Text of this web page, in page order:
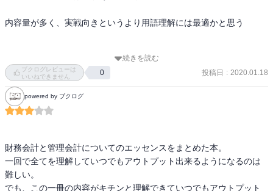
内容量が多く、実戦向きというより用語理解には最適かと思う
これだけの内容を一冊にまとめているのは、専門職ではない人にと
っては有難い。実管理に関してすぐできるようになるかは、実業務
に関わるかによると感じた。
続きを読む
ブクログレビューは
いいねできません
0 投稿日 : 2020.01.18
powered by ブクログ
財務会計と管理会計についてのエッセンスをまとめた本。
一回で全てを理解していつでもアウトプット出来るようになるのは
難しい。
でも、この一冊の内容がキチンと理解できていつでもアウトプット